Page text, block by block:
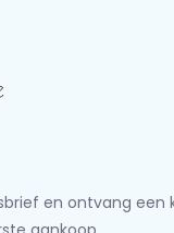
en ontvang een